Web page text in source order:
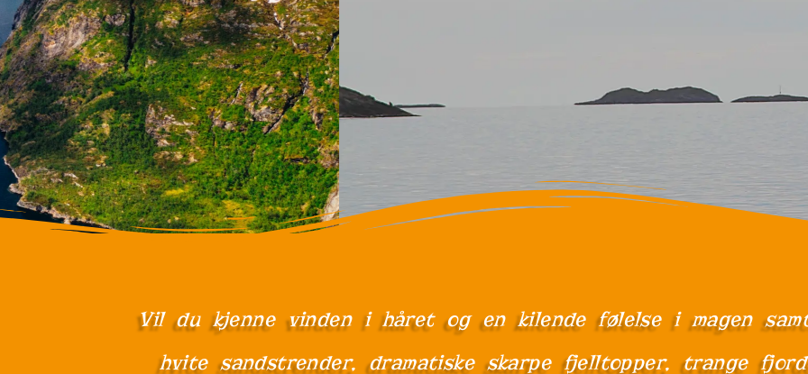
Vil du kjenne vinden i håret og en kilende følelse i magen
hvite sandstrender, dramatiske skarpe fjelltopper, trange